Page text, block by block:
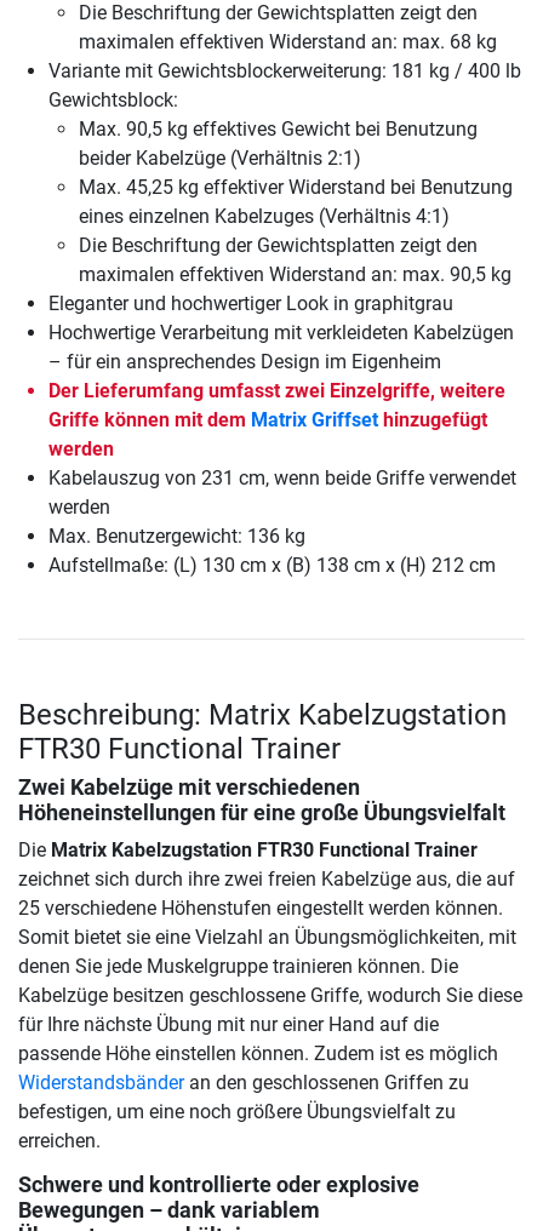
Die Beschriftung der Gewichtsplatten zeigt den
maximalen effektiven Widerstand an: max. 68 kg
Variante mit Gewichtsblockerweiterung: 181 kg / 400 lb
Gewichtsblock:
Max. 90,5 kg effektives Gewicht bei Benutzung
beider Kabelzüge (Verhältnis 2:1)
Max. 45,25 kg effektiver Widerstand bei Benutzung
eines einzelnen Kabelzuges (Verhältnis 4:1)
Die Beschriftung der Gewichtsplatten zeigt den
maximalen effektiven Widerstand an: max. 90,5 kg
Eleganter und hochwertiger Look in graphitgrau
Hochwertige Verarbeitung mit verkleideten Kabelzügen
– für ein ansprechendes Design im Eigenheim
Der Lieferumfang umfasst zwei Einzelgriffe, weitere
Griffe können mit dem Matrix Griffsethinzugefügt
werden
Kabelauszug von 231 cm, wenn beide Griffe verwendet
werden
Max. Benutzergewicht: 136 kg
Aufstellmaße: (L) 130 cm x (B) 138 cm x (H) 212 cm
Beschreibung: Matrix Kabelzugstation
FTR30 Functional Trainer
Zwei Kabelzüge mit verschiedenen
Höheneinstellungen für eine große Übungsvielfalt
Die Matrix Kabelzugstation FTR30 Functional Trainer
zeichnet sich durch ihre zwei freien Kabelzüge aus, die auf
25 verschiedene Höhenstufen eingestellt werden können.
Somit bietet sie eine Vielzahl an Übungsmöglichkeiten, mit
denen Sie jede Muskelgruppe trainieren können. Die
Kabelzüge besitzen geschlossene Griffe, wodurch Sie diese
für Ihre nächste Übung mit nur einer Hand auf die
passende Höhe einstellen können. Zudem ist es möglich
Widerstandsbänderan den geschlossenen Griffen zu
befestigen, um eine noch größere Übungsvielfalt zu
erreichen.
Schwere und kontrollierte oder explosive
Bewegungen – dank variablem